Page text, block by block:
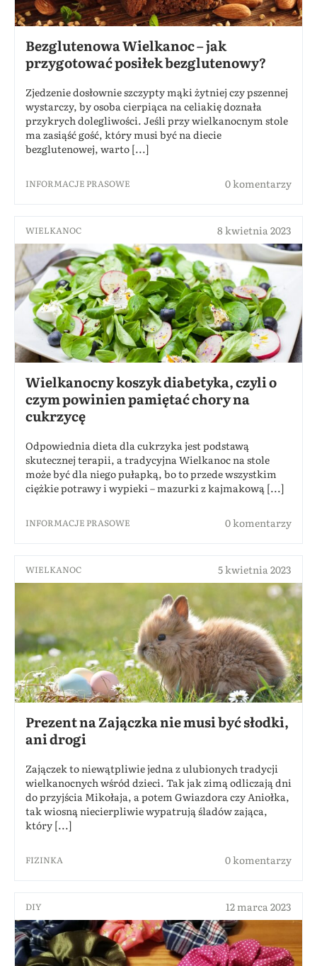
Bezglutenowa Wielkanoc – jak
przygotować posiłek bezglutenowy?
Zjedzenie dosłownie szczypty mąki żytniej czy pszennej
wystarczy, by osoba cierpiąca na celiakię doznała
przykrych dolegliwości. Jeśli przy wielkanocnym stole
ma zasiąść gość, który musi być na diecie
bezglutenowej, warto [...]
INFORMACJE PRASOWE 0 komentarzy
WIELKANOC 8 kwietnia 2023
Wielkanocny koszyk diabetyka, czyli o
czym powinien pamiętać chory na
cukrzycę
Odpowiednia dieta dla cukrzyka jest podstawą
skutecznej terapii, a tradycyjna Wielkanoc na stole
może być dla niego pułapką, bo to przede wszystkim
ciężkie potrawy i wypieki – mazurki z kajmakową [...]
INFORMACJE PRASOWE 0 komentarzy
WIELKANOC 5 kwietnia 2023
Prezent na Zajączka nie musi być słodki,
ani drogi
Zajączek to niewątpliwie jedna z ulubionych tradycji
wielkanocnych wśród dzieci. Tak jak zimą odliczają dni
do przyjścia Mikołaja, a potem Gwiazdora czy Aniołka,
tak wiosną niecierpliwie wypatrują śladów zająca,
który [...]
FIZINKA 0 komentarzy
DIY 12 marca 2023